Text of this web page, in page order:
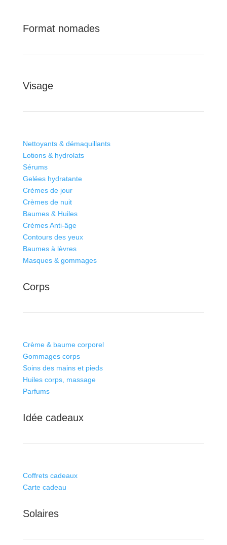
Format nomades
Visage
Nettoyants & démaquillants
Lotions & hydrolats
Sérums
Gelées hydratante
Crèmes de jour
Crèmes de nuit
Baumes & Huiles
Crèmes Anti-âge
Contours des yeux
Baumes à lèvres
Masques & gommages
Corps
Crème & baume corporel
Gommages corps
Soins des mains et pieds
Huiles corps, massage
Parfums
Idée cadeaux
Coffrets cadeaux
Carte cadeau
Solaires